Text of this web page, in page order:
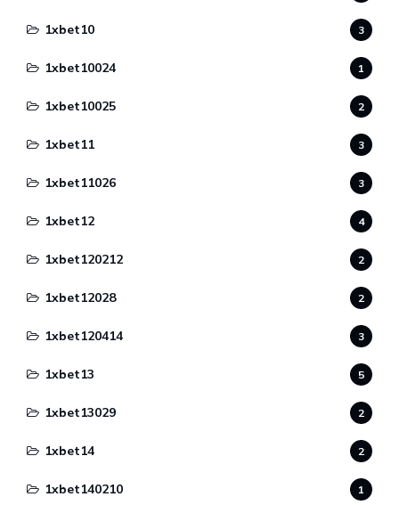
1xbet10 3
1xbet10024 1
1xbet10025 2
1xbet11 3
1xbet11026 3
1xbet12 4
1xbet120212 2
1xbet12028 2
1xbet120414 3
1xbet13 5
1xbet13029 2
1xbet14 2
1xbet140210 1